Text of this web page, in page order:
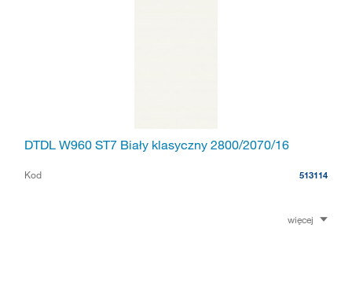
DTDL W960 ST7 Biały klasyczny 2800/2070/16
Kod 513114
więcej